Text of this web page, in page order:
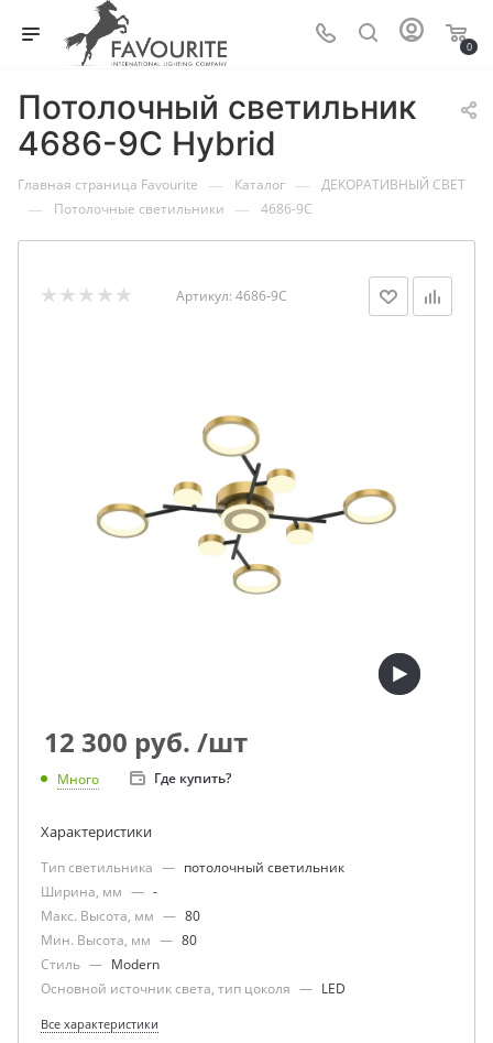
0
Потолочный светильник
4686-9C Hybrid
Главная страница Favourite — Каталог — ДЕКОРАТИВНЫЙ СВЕТ
— Потолочные светильники — 4686-9C
Артикул: 4686-9C
12 300 руб. /шт
Много Где купить?
Характеристики
Тип светильника — потолочный светильник
Ширина, мм — -
Макс. Высота, мм — 80
Мин. Высота, мм — 80
Стиль — Modern
Основной источник света, тип цоколя — LED
Все характеристики